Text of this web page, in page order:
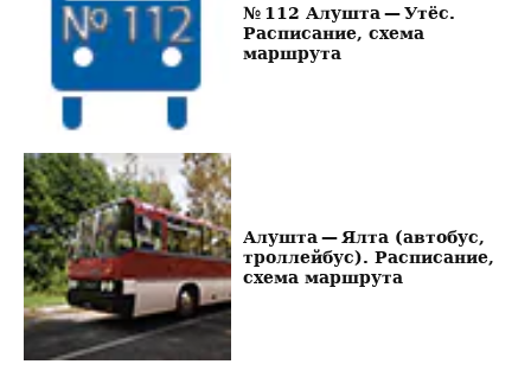
№ 112 Алушта — Утёс.
Расписание, схема
маршрута
Алушта — Ялта (автобус,
троллейбус). Расписание,
схема маршрута